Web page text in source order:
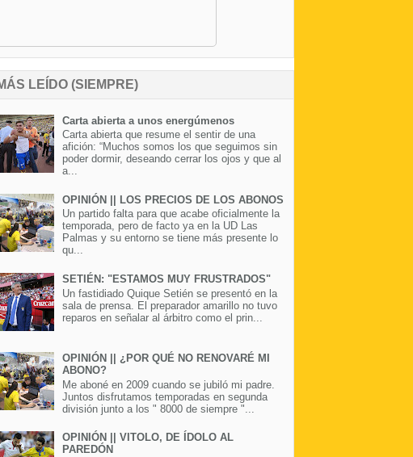
LEÍDO (SIEMPRE)
Carta abierta a unos energúmenos
Carta abierta que resume el sentir de una
afición: “Muchos somos los que seguimos sin
poder dormir, deseando cerrar los ojos y que al
a...
OPINIÓN || LOS PRECIOS DE LOS ABONOS
Un partido falta para que acabe oficialmente la
temporada, pero de facto ya en la UD Las
Palmas y su entorno se tiene más presente lo
qu...
SETIÉN: "ESTAMOS MUY FRUSTRADOS"
Un fastidiado Quique Setién se presentó en la
sala de prensa. El preparador amarillo no tuvo
reparos en señalar al árbitro como el prin...
OPINIÓN || ¿POR QUÉ NO RENOVARÉ MI
ABONO?
Me aboné en 2009 cuando se jubiló mi padre.
Juntos disfrutamos temporadas en segunda
división junto a los " 8000 de siempre "...
OPINIÓN || VITOLO, DE ÍDOLO AL
PAREDÓN